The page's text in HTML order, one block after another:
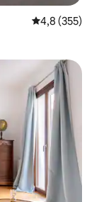
Prosečna
4,8 (355)